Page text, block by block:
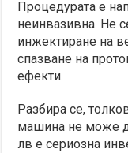
Процедурата е
неинвазивна. Не
инжектиране на
спазване на
ефекти.
Разбира се,
машина не може
лв е сериозна